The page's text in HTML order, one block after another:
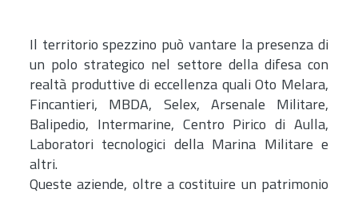
Il territorio spezzino può vantare la presenza di
un polo strategico nel settore della difesa con
realtà produttive di eccellenza quali Oto Melara,
Fincantieri, MBDA, Selex, Arsenale Militare,
Balipedio, Intermarine, Centro Pirico di Aulla,
Laboratori tecnologici della Marina Militare e
altri.
Queste aziende, oltre a costituire un patrimonio